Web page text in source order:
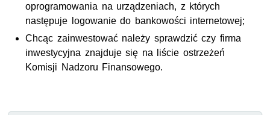
oprogramowania na urządzeniach, z których
następuje logowanie do bankowości internetowej;
Chcąc zainwestować należy sprawdzić czy firma
inwestycyjna znajduje się na liście ostrzeżeń
Komisji Nadzoru Finansowego.